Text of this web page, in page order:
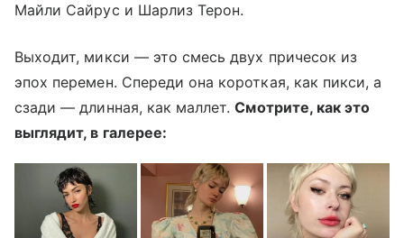
Майли Сайрус и Шарлиз Терон.
Выходит, микси — это смесь двух причесок из
эпох перемен. Спереди она короткая, как пикси, а
сзади — длинная, как маллет.Смотрите, как это
выглядит, в галерее: